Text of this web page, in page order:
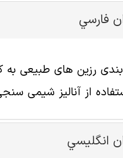
فارسي
رزین های طبیعی
از آنالیز شیمی
انگليسي